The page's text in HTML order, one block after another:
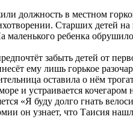
должность в местном
Старших детей
ребенка
забыть детей от
ему лишь горькое
оставила о нём
и устраивается кочегаром
«Я буду долго гнать
он узнает, что Таисия